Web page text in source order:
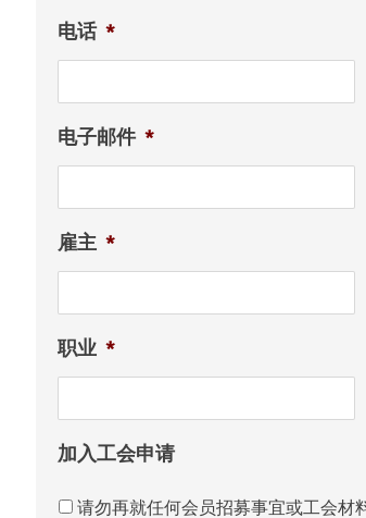
电话 *
电子邮件 *
雇主 *
职业 *
加入工会申请
请勿再就任何会员招募事宜或工会材